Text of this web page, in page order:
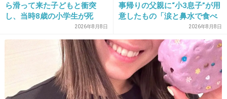
>>1
言うほど買っていなかった。
-3
2026/06/03(水) 14:52:53
ら滑って来た子どもと衝突
し、当時8歳の小学生が死
亡 イベントの引率責任者の
町職員を「減給」の懲戒処
分 児童の両親は「軽過ぎ
る」「全く納得できない」
2026年8月8日
事帰りの父親に“小3息子”が用
意したもの「涙と鼻水で食べ
れない」「震える」の声2026年8月8日